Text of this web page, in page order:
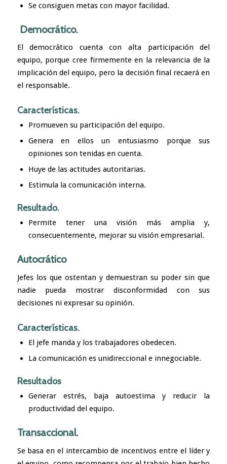
Se consiguen metas con mayor facilidad.
Democrático.
El democrático cuenta con alta participación del
equipo, porque cree firmemente en la relevancia de la
implicación del equipo, pero la decisión final recaerá en
el responsable.
Características.
Promueven su participación del equipo.
Genera en ellos un entusiasmo porque sus
opiniones son tenidas en cuenta.
Huye de las actitudes autoritarias.
Estimula la comunicación interna.
Resultado.
Permite tener una visión más amplia y,
consecuentemente, mejorar su visión empresarial.
Autocrático
Jefes los que ostentan y demuestran su poder sin que
nadie pueda mostrar disconformidad con sus
decisiones ni expresar su opinión.
Características.
El jefe manda y los trabajadores obedecen.
La comunicación es unidireccional e innegociable.
Resultados
Generar estrés, baja autoestimay reducir la
productividad del equipo.
Transaccional.
Se basa en el intercambio de incentivos entre el líder y